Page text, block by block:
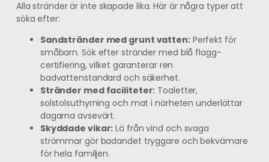
Alla stränder är inte skapade lika. Här är några typer att
söka efter:
Sandstränder med grunt vatten:Perfekt för
småbarn. Sök efter stränder med blå flagg-
certifiering, vilket garanterar ren
badvattenstandard och säkerhet.
Stränder med faciliteter: Toaletter,
solstolsuthyrning och mat i närheten underlättar
dagarna avsevärt.
Skyddade vikar: Lä från vind och svaga
strömmar gör badandet tryggare och bekvämare
för hela familjen.